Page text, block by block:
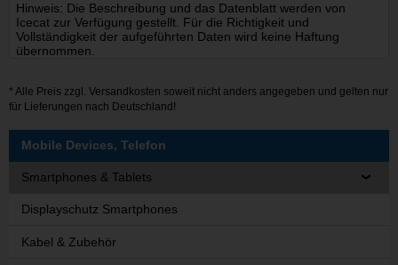
Hinweis: Die Beschreibung und das Datenblatt werden von
Icecat zur Verfügung gestellt. Für die Richtigkeit und
Vollständigkeit der aufgeführten Daten wird keine Haftung
übernommen.
* Alle Preis zzgl. Versandkosten soweit nicht anders angegeben und gelten nur
für Lieferungen nach Deutschland!
Mobile Devices, Telefon
Smartphones & Tablets
Displayschutz Smartphones
Kabel & Zubehör